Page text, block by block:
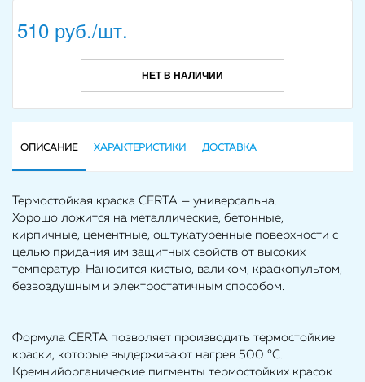
510 руб./шт.
НЕТ В НАЛИЧИИ
ОПИСАНИЕ ХАРАКТЕРИСТИКИ ДОСТАВКА
Термостойкая краска CERTA — универсальна.
Хорошо ложится на металлические, бетонные,
кирпичные, цементные, оштукатуренные поверхности с
целью придания им защитных свойств от высоких
температур. Наносится кистью, валиком, краскопультом,
безвоздушным и электростатичным способом.
Формула CERTA позволяет производить термостойкие
краски, которые выдерживают нагрев 500 °С.
Кремнийорганические пигменты термостойких красок